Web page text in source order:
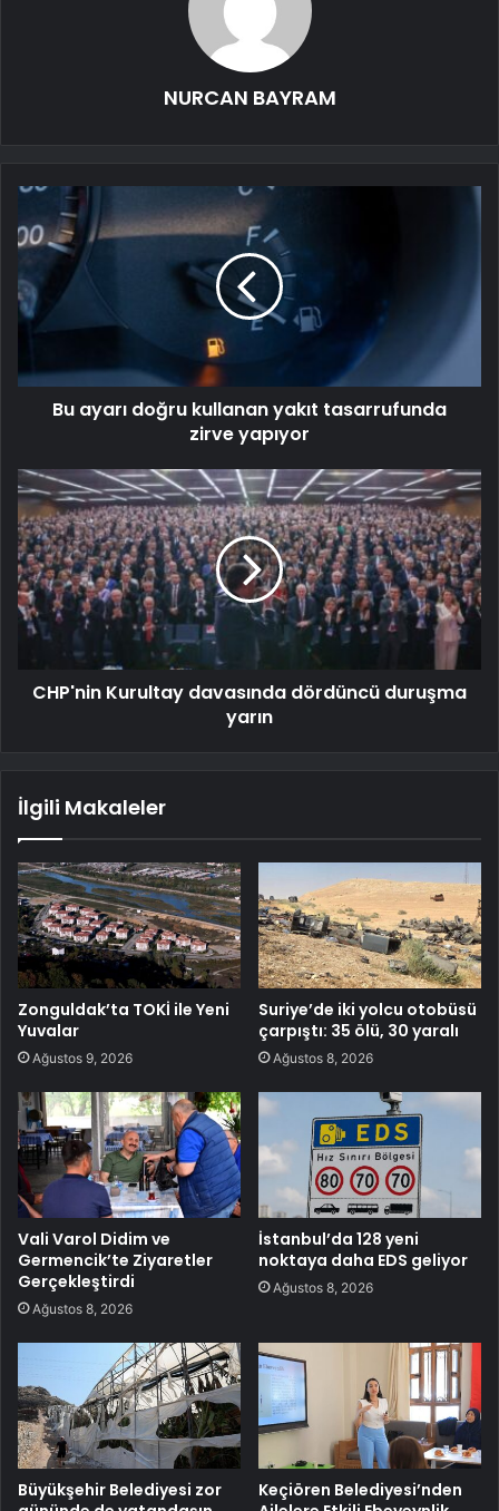
NURCAN BAYRAM
Bu ayarı doğru kullanan yakıt tasarrufunda
zirve yapıyor
CHP'nin Kurultay davasında dördüncü duruşma
yarın
İlgili Makaleler
Zonguldak’ta TOKİ ile Yeni
Yuvalar
Ağustos 9, 2026
Suriye’de iki yolcu otobüsü
çarpıştı: 35 ölü, 30 yaralı
Ağustos 8, 2026
Vali Varol Didim ve
Germencik’te Ziyaretler
Gerçekleştirdi
Ağustos 8, 2026
İstanbul’da 128 yeni
noktaya daha EDS geliyor
Ağustos 8, 2026
Büyükşehir Belediyesi zor
Keçiören Belediyesi’nden